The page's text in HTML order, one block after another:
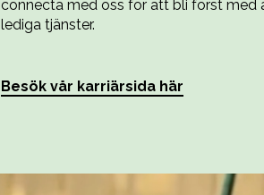
connecta med oss för att bli först med
lediga tjänster.
Besök vår karriärsida här